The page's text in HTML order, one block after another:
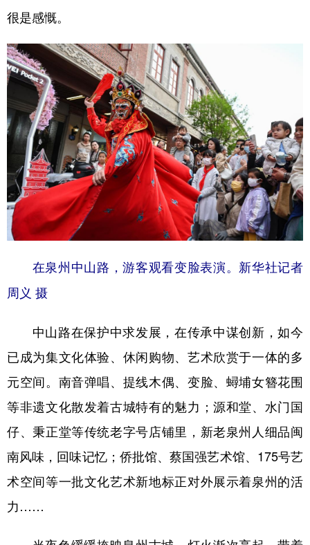
很是感慨。
在泉州中山路，游客观看变脸表演。新华社记者
周义 摄
中山路在保护中求发展，在传承中谋创新，如今
已成为集文化体验、休闲购物、艺术欣赏于一体的多
元空间。南音弹唱、提线木偶、变脸、蟳埔女簪花围
等非遗文化散发着古城特有的魅力；源和堂、水门国
仔、秉正堂等传统老字号店铺里，新老泉州人细品闽
南风味，回味记忆；侨批馆、蔡国强艺术馆、175号艺
术空间等一批文化艺术新地标正对外展示着泉州的活
力……